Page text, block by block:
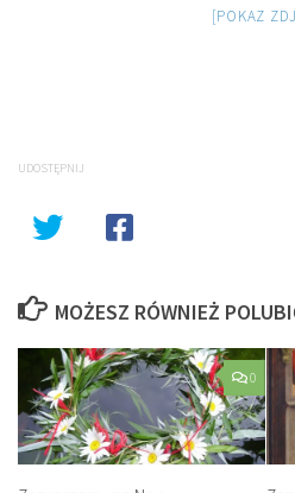
[POKAZ
UDOSTĘPNIJ
MOŻESZ RÓWNIEŻ
0